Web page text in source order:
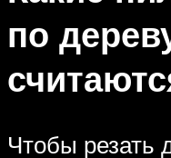
по
Чтобы резать